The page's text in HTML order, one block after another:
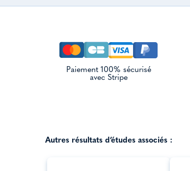
Paiement 100% sécurisé
avec Stripe
Autres résultats d’études associés :